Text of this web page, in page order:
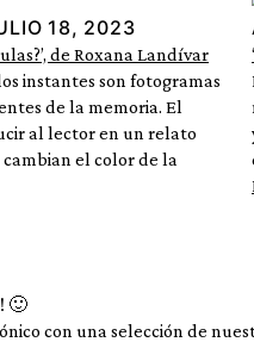
18, 2023
de Roxana Landívar
instantes son fotogramas
de la memoria. El
al lector en un relato
el color de la
🙂
con una selección de